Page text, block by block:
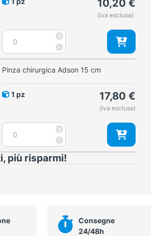
10,20 €
(iva esclusa)
-
Pinza
chirurgica
Adson
12
+
Pinza chirurgica Adson 15 cm
1 pz 17,80 €
(iva esclusa)
-
Pinza
chirurgica
Adson
15
+
più risparmi!
Consegne
24/48h